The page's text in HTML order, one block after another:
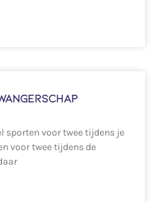
sporten voor twee tijdens je
voor twee tijdens de